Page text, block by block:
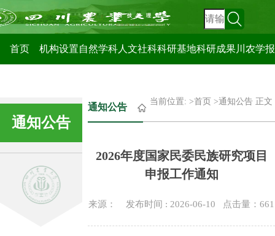
科技管理处
首页 机构设置自然学科人文社科科研基地科研成果川农学报
通知公告
通知公告
当前位置: >首页 >通知公告 正文
2026年度国家民委民族研究项目
申报工作通知
来源： 发布时间 : 2026-06-10 点击量：661